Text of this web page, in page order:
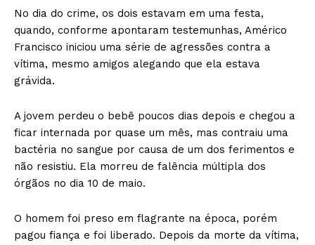
No dia do crime, os dois estavam em uma festa,
quando, conforme apontaram testemunhas, Américo
Francisco iniciou uma série de agressões contra a
vítima, mesmo amigos alegando que ela estava
grávida.
A jovem perdeu o bebê poucos dias depois e chegou a
ficar internada por quase um mês, mas contraiu uma
bactéria no sangue por causa de um dos ferimentos e
não resistiu. Ela morreu de falência múltipla dos
órgãos no dia 10 de maio.
O homem foi preso em flagrante na época, porém
pagou fiança e foi liberado. Depois da morte da vítima,